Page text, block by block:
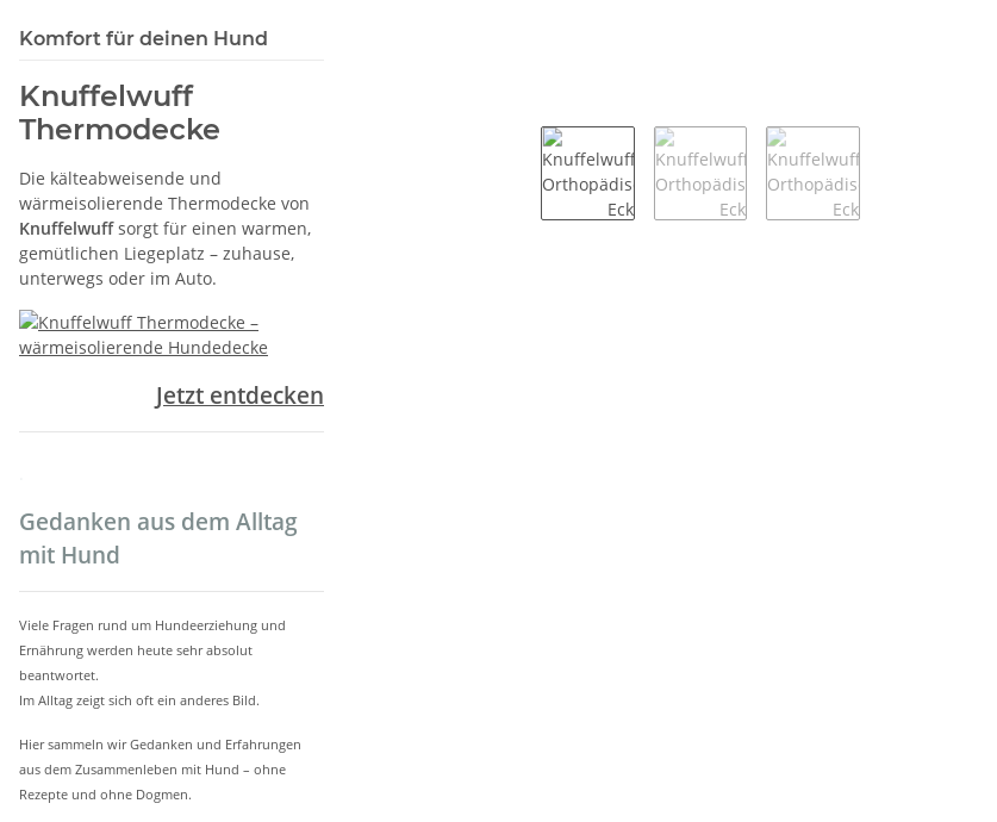
Komfort für deinen Hund
Knuffelwuff
Thermodecke
Die kälteabweisende und
wärmeisolierende Thermodecke von
Knuffelwuffsorgt für einen warmen,
gemütlichen Liegeplatz – zuhause,
unterwegs oder im Auto.
Jetzt entdecken
Gedanken aus dem Alltag
mit Hund
Viele Fragen rund um Hundeerziehung und
Ernährung werden heute sehr absolut
beantwortet.
Im Alltag zeigt sich oft ein anderes Bild.
Hier sammeln wir Gedanken und Erfahrungen
aus dem Zusammenleben mit Hund – ohne
Rezepte und ohne Dogmen.